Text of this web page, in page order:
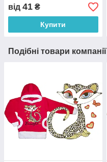
від 41 ₴
Купити
Подібні товари компанії